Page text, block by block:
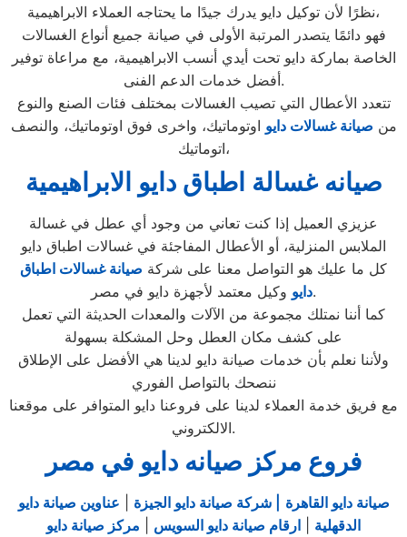
نظرًا لأن توكيل دايو يدرك جيدًا ما يحتاجه العملاء الابراهيمية،
فهو دائمًا يتصدر المرتبة الأولى في صيانة جميع أنواع الغسالات
الخاصة بماركة دايو تحت أيدي أنسب الابراهيمية، مع مراعاة توفير
أفضل خدمات الدعم الفنى.
تتعدد الأعطال التي تصيب الغسالات بمختلف فئات الصنع والنوع
من صيانة غسالات دايو اوتوماتيك، واخرى فوق اوتوماتيك، والنصف
اتوماتيك،
صيانه غسالة اطباق دايو الابراهيمية
عزيزي العميل إذا كنت تعاني من وجود أي عطل في غسالة
الملابس المنزلية، أو الأعطال المفاجئة في غسالات اطباق دايو
كل ما عليك هو التواصل معنا على شركة صيانة غسالات اطباق
دايووكيل معتمد لأجهزة دايو في مصر.
كما أننا نمتلك مجموعة من الآلات والمعدات الحديثة التي تعمل
على كشف مكان العطل وحل المشكلة بسهولة
ولأننا نعلم بأن خدمات صيانة دايو لدينا هي الأفضل على الإطلاق
ننصحك بالتواصل الفوري
مع فريق خدمة العملاء لدينا على فروعنا دايو المتوافر على موقعنا
الالكتروني.
فروع مركز صيانه دايو في مصر
صيانة دايو القاهرة | شركة صيانة دايو الجيزة
عناوين صيانة دايو
الدقهلية
ارقام صيانة دايو السويس
مركز صيانة دايو